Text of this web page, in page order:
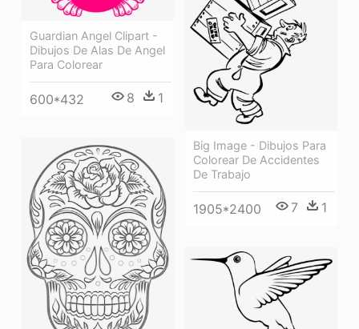
Guardian Angel Clipart -
Dibujos De Alas De Angel
Para Colorear
600*432 8 1
Big Image - Dibujos Para
Colorear De Accidentes
De Trabajo
1905*2400 7 1